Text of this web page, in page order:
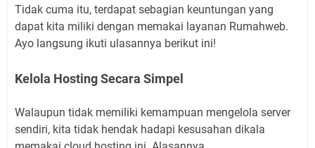
Tidak cuma itu, terdapat sebagian keuntungan yang
dapat kita miliki dengan memakai layanan Rumahweb.
Ayo langsung ikuti ulasannya berikut ini!
Kelola Hosting Secara Simpel
Walaupun tidak memiliki kemampuan mengelola server
sendiri, kita tidak hendak hadapi kesusahan dikala